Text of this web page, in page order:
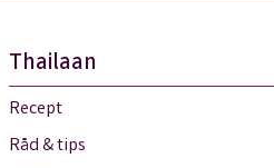
Thailaan
Recept
Råd & tips